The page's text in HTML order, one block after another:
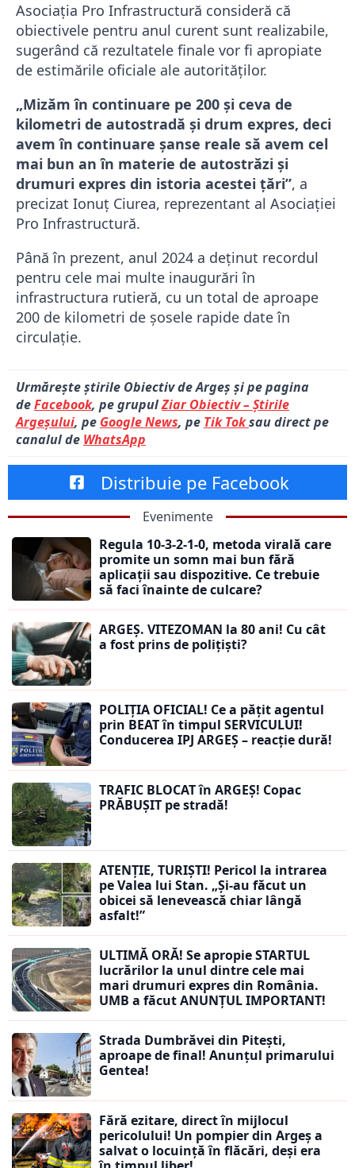
Asociația Pro Infrastructură consideră că
obiectivele pentru anul curent sunt realizabile,
sugerând că rezultatele finale vor fi apropiate
de estimările oficiale ale autorităților.
„Mizăm în continuare pe 200 și ceva de
kilometri de autostradă și drum expres, deci
avem în continuare șanse reale să avem cel
mai bun an în materie de autostrăzi și
drumuri expres din istoria acestei țări”, a
precizat Ionuț Ciurea, reprezentant al Asociației
Pro Infrastructură.
Până în prezent, anul 2024 a deținut recordul
pentru cele mai multe inaugurări în
infrastructura rutieră, cu un total de aproape
200 de kilometri de șosele rapide date în
circulație.
Urmărește știrile Obiectiv de Argeș și pe pagina
deFacebook, pe grupulZiar Obiectiv – Știrile
Argeșului, pe Google News, pe Tik Toksau direct pe
canalul de WhatsApp
Distribuie pe Facebook
Evenimente
Regula 10-3-2-1-0, metoda virală care
promite un somn mai bun fără
aplicații sau dispozitive. Ce trebuie
să faci înainte de culcare?
ARGEȘ. VITEZOMAN la 80 ani! Cu cât
a fost prins de polițiști?
POLIȚIA OFICIAL! Ce a pățit agentul
prin BEAT în timpul SERVICULUI!
Conducerea IPJ ARGEȘ – reacție dură!
TRAFIC BLOCAT în ARGEȘ! Copac
PRĂBUȘIT pe stradă!
ATENȚIE, TURIȘTI! Pericol la intrarea
pe Valea lui Stan. „Și-au făcut un
obicei să lenevească chiar lângă
asfalt!”
ULTIMĂ ORĂ! Se apropie STARTUL
lucrărilor la unul dintre cele mai
mari drumuri expres din România.
UMB a făcut ANUNȚUL IMPORTANT!
Strada Dumbrăvei din Pitești,
aproape de final! Anunțul primarului
Gentea!
Fără ezitare, direct în mijlocul
pericolului! Un pompier din Argeș a
salvat o locuință în flăcări, deși era